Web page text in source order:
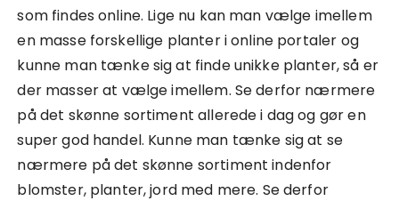
som findes online. Lige nu kan man vælge imellem
en masse forskellige planter i online portaler og
kunne man tænke sig at finde unikke planter, så er
der masser at vælge imellem. Se derfor nærmere
på det skønne sortiment allerede i dag og gør en
super god handel. Kunne man tænke sig at se
nærmere på det skønne sortiment indenfor
blomster, planter, jord med mere. Se derfor